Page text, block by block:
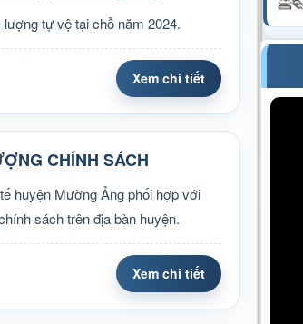
tự vệ tại chỗ năm 2024.
Xem chi tiết
CHÍNH SÁCH
huyện Mường Ảng phối hợp với
sách trên địa bàn huyện.
Xem chi tiết